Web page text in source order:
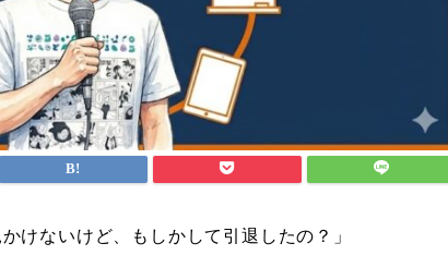
けないけど、もしかして引退したの？」